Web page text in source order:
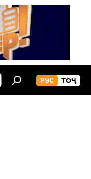
РУС ТОҶ